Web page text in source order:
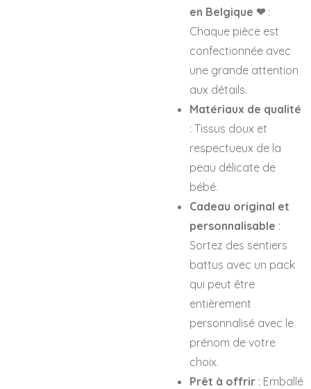
en Belgique ❤ :
Chaque pièce est
confectionnée avec
une grande attention
aux détails.
Matériaux de qualité
: Tissus doux et
respectueux de la
peau délicate de
bébé.
Cadeau original et
personnalisable :
Sortez des sentiers
battus avec un pack
qui peut être
entièrement
personnalisé avec le
prénom de votre
choix.
Prêt à offrir : Emballé